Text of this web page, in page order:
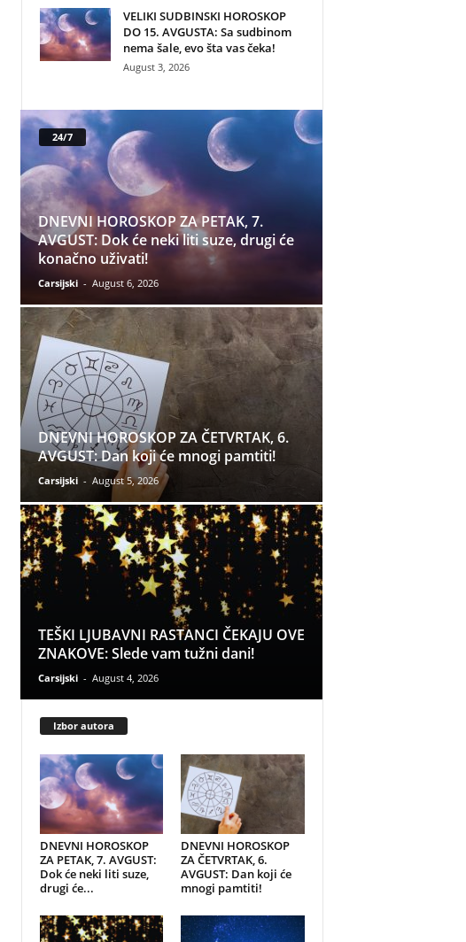
VELIKI SUDBINSKI HOROSKOP
DO 15. AVGUSTA: Sa sudbinom
nema šale, evo šta vas čeka!
August 3, 2026
24/7
DNEVNI HOROSKOP ZA PETAK, 7.
AVGUST: Dok će neki liti suze, drugi će
konačno uživati!
Carsijski - August 6, 2026
DNEVNI HOROSKOP ZA ČETVRTAK, 6.
AVGUST: Dan koji će mnogi pamtiti!
Carsijski - August 5, 2026
TEŠKI LJUBAVNI RASTANCI ČEKAJU OVE
ZNAKOVE: Slede vam tužni dani!
Carsijski - August 4, 2026
Izbor autora
DNEVNI HOROSKOP
ZA PETAK, 7. AVGUST:
Dok će neki liti suze,
drugi će...
DNEVNI HOROSKOP
ZA ČETVRTAK, 6.
AVGUST: Dan koji će
mnogi pamtiti!